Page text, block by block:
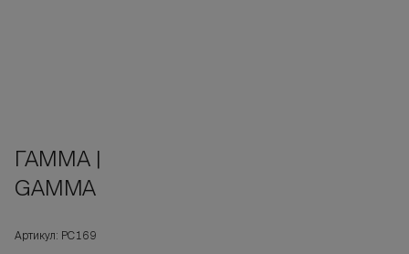
ГАММА |
GAMMA
Артикул: РС169